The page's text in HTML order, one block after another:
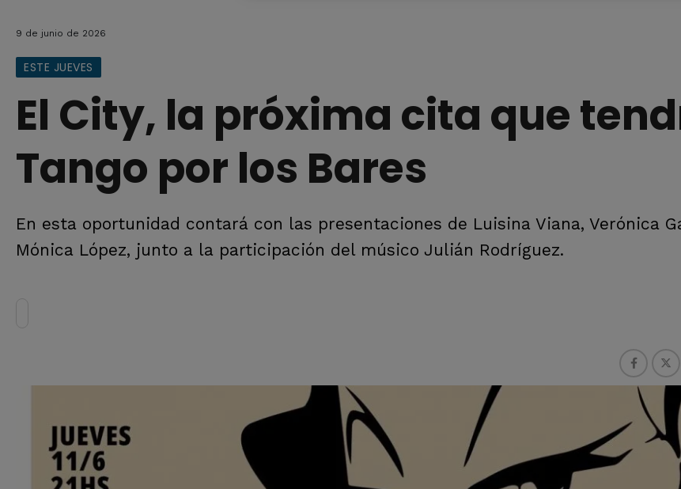
9 de junio de 2026
ESTE JUEVES
El City, la próxima cita que
Tango por los Bares
En esta oportunidad contará con las presentaciones de Luisina Viana, Verónica
Mónica López, junto a la participación del músico Julián Rodríguez.